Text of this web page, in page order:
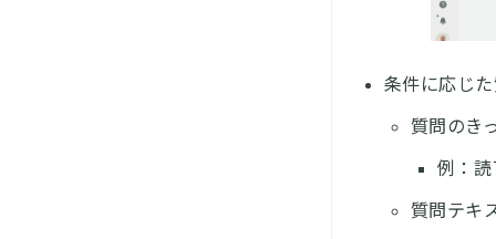
条件に応じ
質問のき
例：読
質問テキ